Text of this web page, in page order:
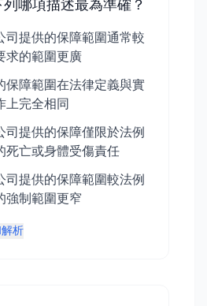
哪項描述最為準確？
司提供的保障範圍通常較
求的範圍更廣
保障範圍在法律定義與實
上完全相同
司提供的保障僅限於法例
死亡或身體受傷責任
司提供的保障範圍較法例
強制範圍更窄
析